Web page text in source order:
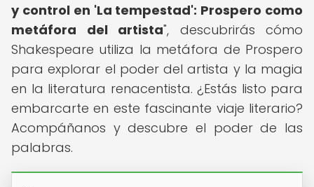
y control en 'La tempestad': Prospero como
metáfora del artista", descubrirás cómo
Shakespeare utiliza la metáfora de Prospero
para explorar el poder del artista y la magia
en la literatura renacentista. ¿Estás listo para
embarcarte en este fascinante viaje literario?
Acompáñanos y descubre el poder de las
palabras.